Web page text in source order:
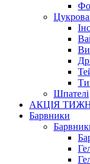
Шпателі
АКЦІЯ
Барвники